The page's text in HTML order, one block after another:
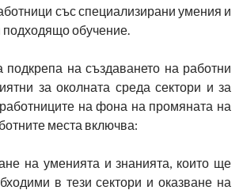
със специализирани умения и
подходящо обучение.
на създаването на работни
за околната среда сектори и за
на фона на промяната на
места включва:
на уменията и знанията, които ще
в тези сектори и оказване на